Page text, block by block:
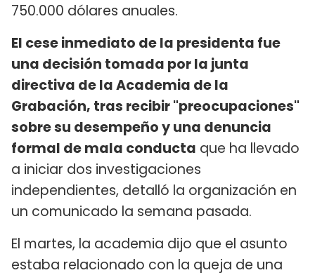
750.000 dólares anuales.
El cese inmediato de la presidenta fue
una decisión tomada por la junta
directiva de la Academia de la
Grabación, tras recibir "preocupaciones"
sobre su desempeño y una denuncia
formal de mala conducta que ha llevado
a iniciar dos investigaciones
independientes, detalló la organización en
un comunicado la semana pasada.
El martes, la academia dijo que el asunto
estaba relacionado con la queja de una